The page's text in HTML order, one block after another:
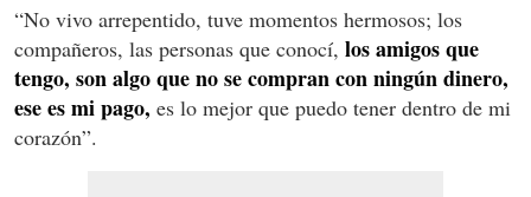
“No vivo arrepentido, tuve momentos hermosos; los
compañeros, las personas que conocí, los amigos que
tengo, son algo que no se compran con ningún dinero,
ese es mi pago, es lo mejor que puedo tener dentro de mi
corazón”.